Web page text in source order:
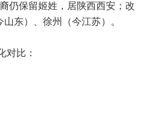
保留姬姓，居陕西西安；改
东）、徐州（今江苏）。
比：